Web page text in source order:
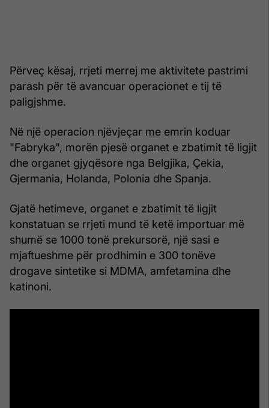
Përveç kësaj, rrjeti merrej me aktivitete pastrimi
parash për të avancuar operacionet e tij të
paligjshme.
Në një operacion njëvjeçar me emrin koduar
"Fabryka", morën pjesë organet e zbatimit të ligjit
dhe organet gjyqësore nga Belgjika, Çekia,
Gjermania, Holanda, Polonia dhe Spanja.
Gjatë hetimeve, organet e zbatimit të ligjit
konstatuan se rrjeti mund të ketë importuar më
shumë se 1000 tonë prekursorë, një sasi e
mjaftueshme për prodhimin e 300 tonëve
drogave sintetike si MDMA, amfetamina dhe
katinoni.